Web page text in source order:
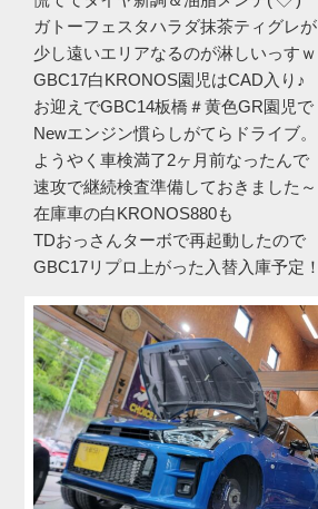
ガトーフェスタハラダ抹茶ティグレが
少し遠いエリアなるのが淋しいっすｗ
GBC17白KRONOS園児はCAD入り♪
お迎えでGBC14板橋＃黄色GR園児で
Newエンジン慣らしがてらドライブ。
ようやく車検満了2ヶ月前なったんで
速攻で継続検査準備しておきました～
在庫車の白KRONOS880も
TDおっさんターボで再起動したので
GBC17リプロ上がった入替入庫予定！